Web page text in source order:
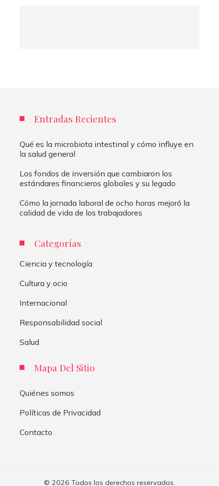
Entradas Recientes
Qué es la microbiota intestinal y cómo influye en
la salud general
Los fondos de inversión que cambiaron los
estándares financieros globales y su legado
Cómo la jornada laboral de ocho horas mejoró la
calidad de vida de los trabajadores
Categorías
Ciencia y tecnología
Cultura y ocio
Internacional
Responsabilidad social
Salud
Mapa Del Sitio
Quiénes somos
Políticas de Privacidad
Contacto
© 2026 Todos los derechos reservados.